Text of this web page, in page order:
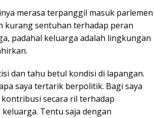
merasa terpanggil masuk parlemen
kurang sentuhan terhadap peran
padahal keluarga adalah lingkungan
dan tahu betul kondisi di lapangan.
saya tertarik berpolitik. Bagi saya
secara ril terhadap
Tentu saja dengan